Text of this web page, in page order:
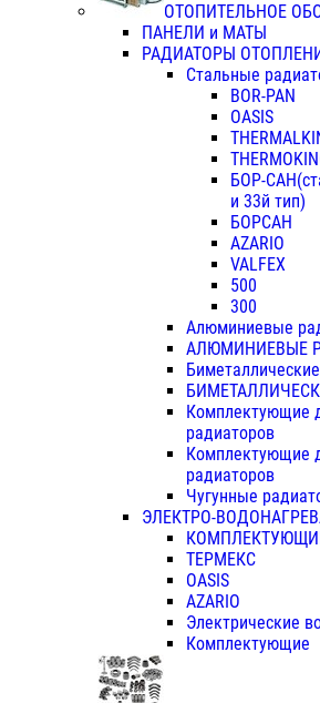
ОТОПИТЕЛЬНОЕ
ПАНЕЛИ и МАТЫ
РАДИАТОРЫ
Стальные
BOR-PAN
OASIS
БОР-
и 33й тип)
БОРСАН
AZARIO
VALFEX
500
300
Алюминиевые
АЛЮМИНИЕВЫЕ
Комплектующие
радиаторов
Комплектующие
радиаторов
Чугунные
ЭЛЕКТРО-
ТЕРМЕКС
OASIS
AZARIO
Электрические
Комплектующие